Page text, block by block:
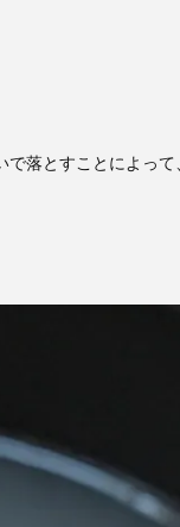
落とすことによっ